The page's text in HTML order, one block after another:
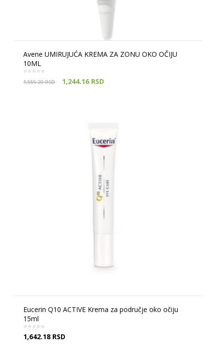
Avene UMIRUJUĆA KREMA ZA ZONU OKO OČIJU
10ML
1,555.20RSD 1,244.16 RSD
Eucerin Q10 ACTIVE Krema za područje oko očiju
15ml
1,642.18 RSD